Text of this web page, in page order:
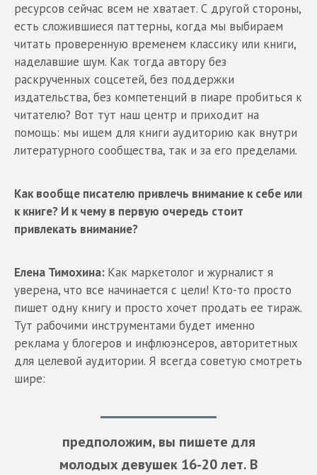
ресурсов сейчас всем не хватает. С другой стороны,
есть сложившиеся паттерны, когда мы выбираем
читать проверенную временем классику или книги,
наделавшие шум. Как тогда автору без
раскрученных соцсетей, без поддержки
издательства, без компетенций в пиаре пробиться к
читателю? Вот тут наш центр и приходит на
помощь: мы ищем для книги аудиторию как внутри
литературного сообщества, так и за его пределами.
Как вообще писателю привлечь внимание к себе или
к книге? И к чему в первую очередь стоит
привлекать внимание?
Елена Тимохина: Как маркетолог и журналист я
уверена, что все начинается с цели! Кто-то просто
пишет одну книгу и просто хочет продать ее тираж.
Тут рабочими инструментами будет именно
реклама у блогеров и инфлюэнсеров, авторитетных
для целевой аудитории. Я всегда советую смотреть
шире:
предположим, вы пишете для
молодых девушек 16-20 лет. В